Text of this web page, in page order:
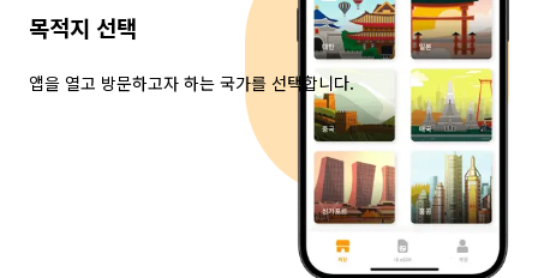
목적지 선택
앱을 열고 방문하고자 하는 국가를 선택합니다.